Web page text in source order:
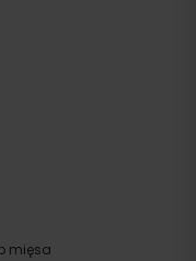
mięsa